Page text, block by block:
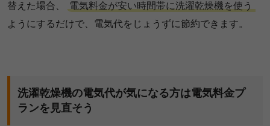
替えた場合、
電気料金が安い時間帯に洗濯乾燥機を使う
ようにするだけで、電気代をじょうずに節約できます。
洗濯乾燥機の電気代が気になる方は電気料金プ
ランを見直そう